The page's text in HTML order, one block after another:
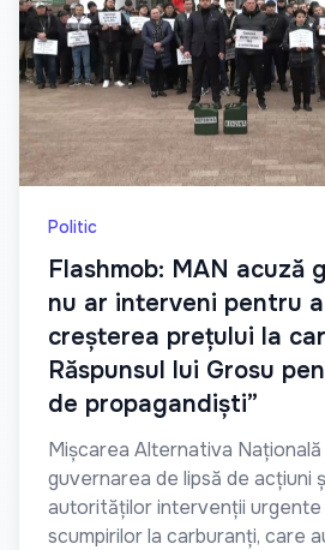
Politic
Flashmob: MAN acuză
nu ar interveni pentru
creșterea prețului la
Răspunsul lui Grosu
de propagandiști”
Mișcarea Alternativa
guvernarea de lipsă de acțiuni
autorităților intervenții
scumpirilor la carburanți, care